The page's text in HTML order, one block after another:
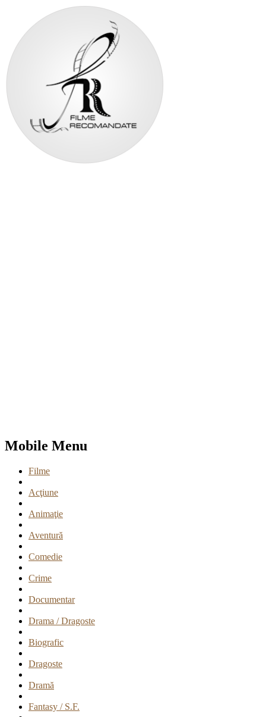
Mobile Menu
Filme
Acţiune
Animaţie
Aventură
Comedie
Crime
Documentar
Drama / Dragoste
Biografic
Dragoste
Dramă
Fantasy / S.F.